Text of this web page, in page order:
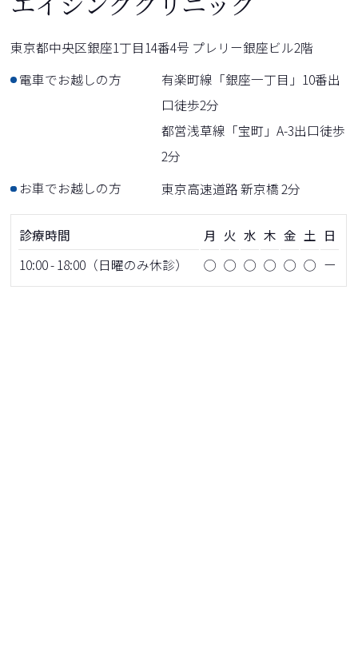
東京都中央区銀座1丁目14番4号 プレリー銀座ビル2階
電車でお越しの方
有楽町線「銀座一丁目」10番出
口徒歩2分
都営浅草線「宝町」A-3出口徒歩
2分
お車でお越しの方
東京高速道路 新京橋 2分
診療時間 月 火 水 木 金 土 日
10:00 - 18:00（日曜のみ休診）
◯ ◯ ◯ ◯ ◯ ◯ ー